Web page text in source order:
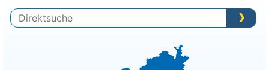
Brüssel 0%
sonnig